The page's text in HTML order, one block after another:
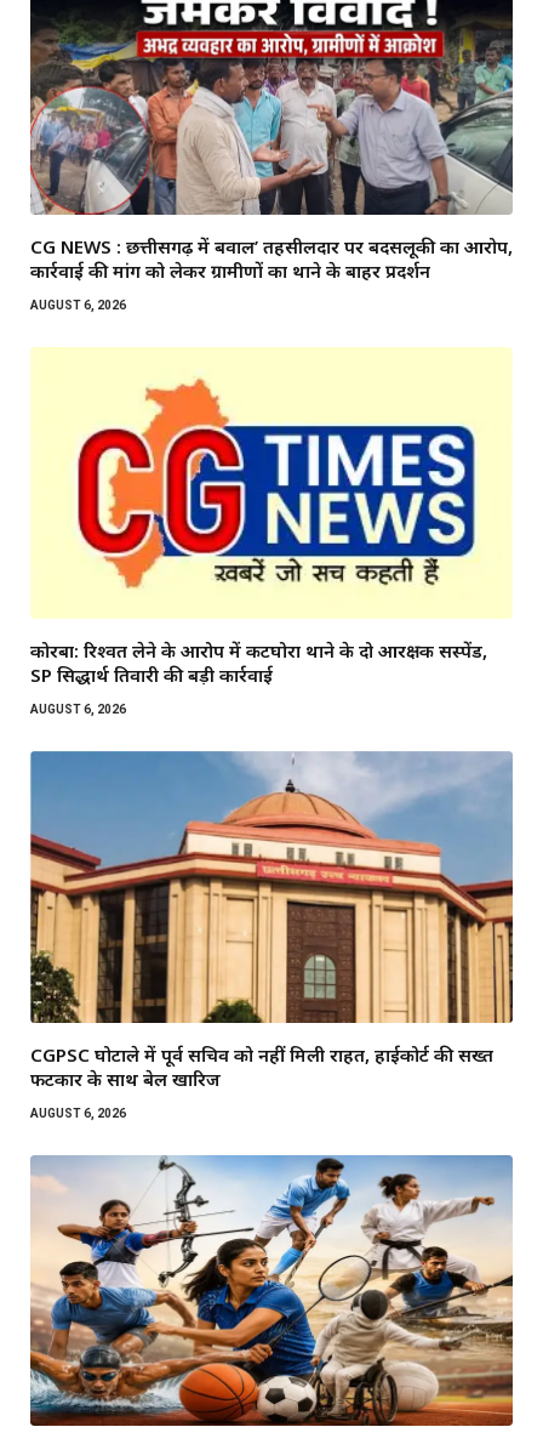
CG NEWS : छत्तीसगढ़ में बवाल’ तहसीलदार पर बदसलूकी का आरोप,
कार्रवाई की मांग को लेकर ग्रामीणों का थाने के बाहर प्रदर्शन
AUGUST 6, 2026
कोरबा: रिश्वत लेने के आरोप में कटघोरा थाने के दो आरक्षक सस्पेंड,
SP सिद्धार्थ तिवारी की बड़ी कार्रवाई
AUGUST 6, 2026
CGPSC घोटाले में पूर्व सचिव को नहीं मिली राहत, हाईकोर्ट की सख्त
फटकार के साथ बेल खारिज
AUGUST 6, 2026